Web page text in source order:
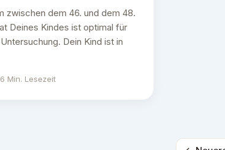
zwischen dem 46. und dem 48.
Deines Kindes ist optimal für
Dein Kind ist in
6 Min. Lesezeit